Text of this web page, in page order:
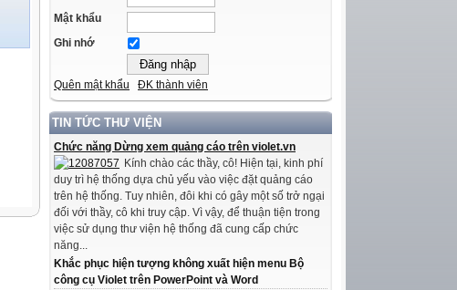
Mật khẩu
Ghi nhớ
Quên mật khẩu ĐK thành viên
TIN TỨC THƯ VIỆN
Chức năng Dừng xem quảng cáo trên violet.vn
Kính chào các thầy, cô! Hiện tại, kinh phí
duy trì hệ thống dựa chủ yếu vào việc đặt quảng cáo
trên hệ thống. Tuy nhiên, đôi khi có gây một số trở ngại
đối với thầy, cô khi truy cập. Vì vậy, để thuận tiện trong
việc sử dụng thư viện hệ thống đã cung cấp chức
năng...
Khắc phục hiện tượng không xuất hiện menu Bộ
công cụ Violet trên PowerPoint và Word